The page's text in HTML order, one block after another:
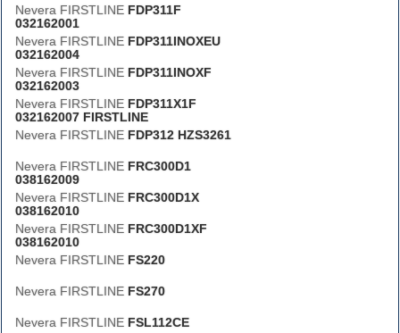
Nevera FIRSTLINE FDP311F
032162001
Nevera FIRSTLINE FDP311INOXEU
032162004
Nevera FIRSTLINE FDP311INOXF
032162003
Nevera FIRSTLINE FDP311X1F
032162007 FIRSTLINE
Nevera FIRSTLINE FDP312 HZS3261
Nevera FIRSTLINE FRC300D1
038162009
Nevera FIRSTLINE FRC300D1X
038162010
Nevera FIRSTLINE FRC300D1XF
038162010
Nevera FIRSTLINE FS220
Nevera FIRSTLINE FS270
Nevera FIRSTLINE FSL112CE